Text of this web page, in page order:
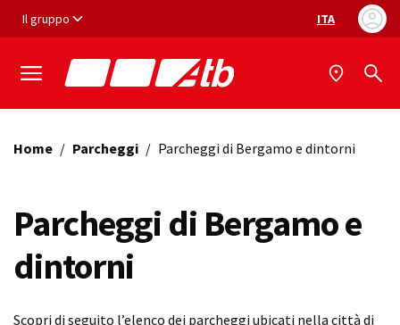
Vai ai contenuti
Vai al footer
Il gruppo Selezione
ITA
Home / Parcheggi / Parcheggi di Bergamo e dintorni
Parcheggi di Bergamo e
dintorni
Scopri di seguito l’elenco dei parcheggi ubicati nella città di